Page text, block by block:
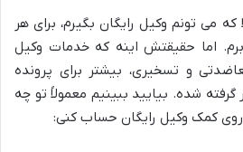
می تونم وکیل رایگان بگیرم، برای هر
اما حقیقتش اینه که خدمات وکیل
و تسخیری، بیشتر برای پرونده
شده. بیایید ببینیم معمولاً تو چه
کمک وکیل رایگان حساب کنی: